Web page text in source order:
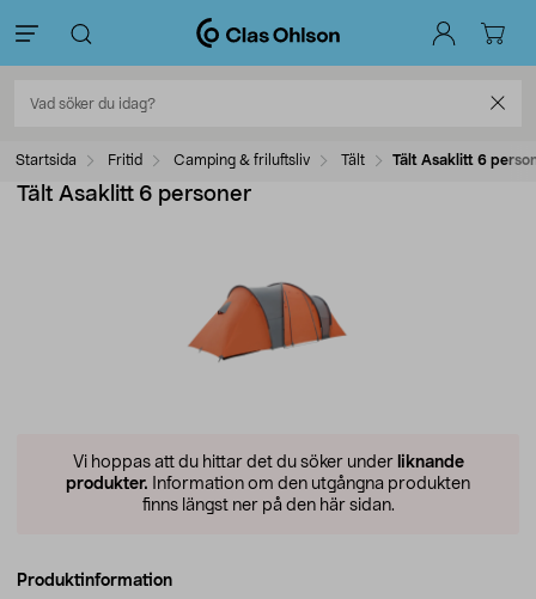
Startsida Fritid Camping & friluftsliv Tält Tält Asaklitt 6
Tält Asaklitt 6 personer
Vi hoppas att du hittar det du söker under liknande
produkter. Information om den utgångna produkten
finns längst ner på den här sidan.
Produktinformation